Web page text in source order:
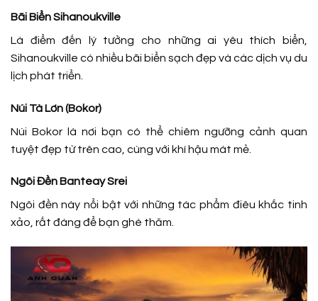
Bãi Biển Sihanoukville
Là điểm đến lý tưởng cho những ai yêu thích biển,
Sihanoukville có nhiều bãi biển sạch đẹp và các dịch vụ du
lịch phát triển.
Núi Tà Lơn (Bokor)
Núi Bokor là nơi bạn có thể chiêm ngưỡng cảnh quan
tuyệt đẹp từ trên cao, cùng với khí hậu mát mẻ.
Ngôi Đền Banteay Srei
Ngôi đền này nổi bật với những tác phẩm điêu khắc tinh
xảo, rất đáng để bạn ghé thăm.